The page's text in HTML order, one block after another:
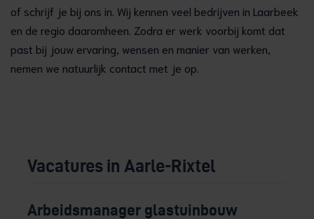
of schrijf je bij ons in. Wij kennen veel bedrijven in Laarbeek
en de regio daaromheen. Zodra er werk voorbij komt dat
past bij jouw ervaring, wensen en manier van werken,
nemen we natuurlijk contact met je op.
Vacatures in Aarle-Rixtel
Arbeidsmanager glastuinbouw